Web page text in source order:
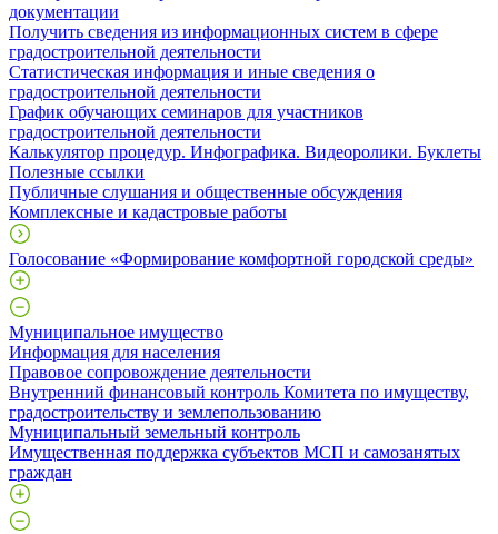
документации
Получить сведения из информационных систем в сфере
градостроительной деятельности
Статистическая информация и иные сведения о
градостроительной деятельности
График обучающих семинаров для участников
градостроительной деятельности
Калькулятор процедур. Инфографика. Видеоролики. Буклеты
Полезные ссылки
Публичные слушания и общественные обсуждения
Комплексные и кадастровые работы
Голосование «Формирование комфортной городской среды»
Муниципальное имущество
Информация для населения
Правовое сопровождение деятельности
Внутренний финансовый контроль Комитета по имуществу,
градостроительству и землепользованию
Муниципальный земельный контроль
Имущественная поддержка субъектов МСП и самозанятых
граждан